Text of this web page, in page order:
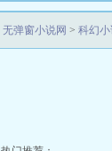
无弹窗小说网 > 科幻